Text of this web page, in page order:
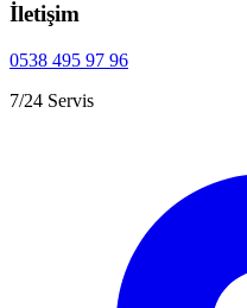
İletişim
0538 495 97 96
7/24 Servis